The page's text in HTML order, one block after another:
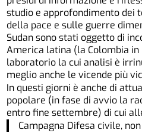
studio e approfondimento dei
della pace e sulle guerre
Sudan sono stati oggetto di
America latina (la Colombia
laboratorio la cui analisi è
meglio anche le vicende più
In questi giorni è anche di
popolare (in fase di avvio la
entro fine settembre) di cui
Campagna Difesa civile,